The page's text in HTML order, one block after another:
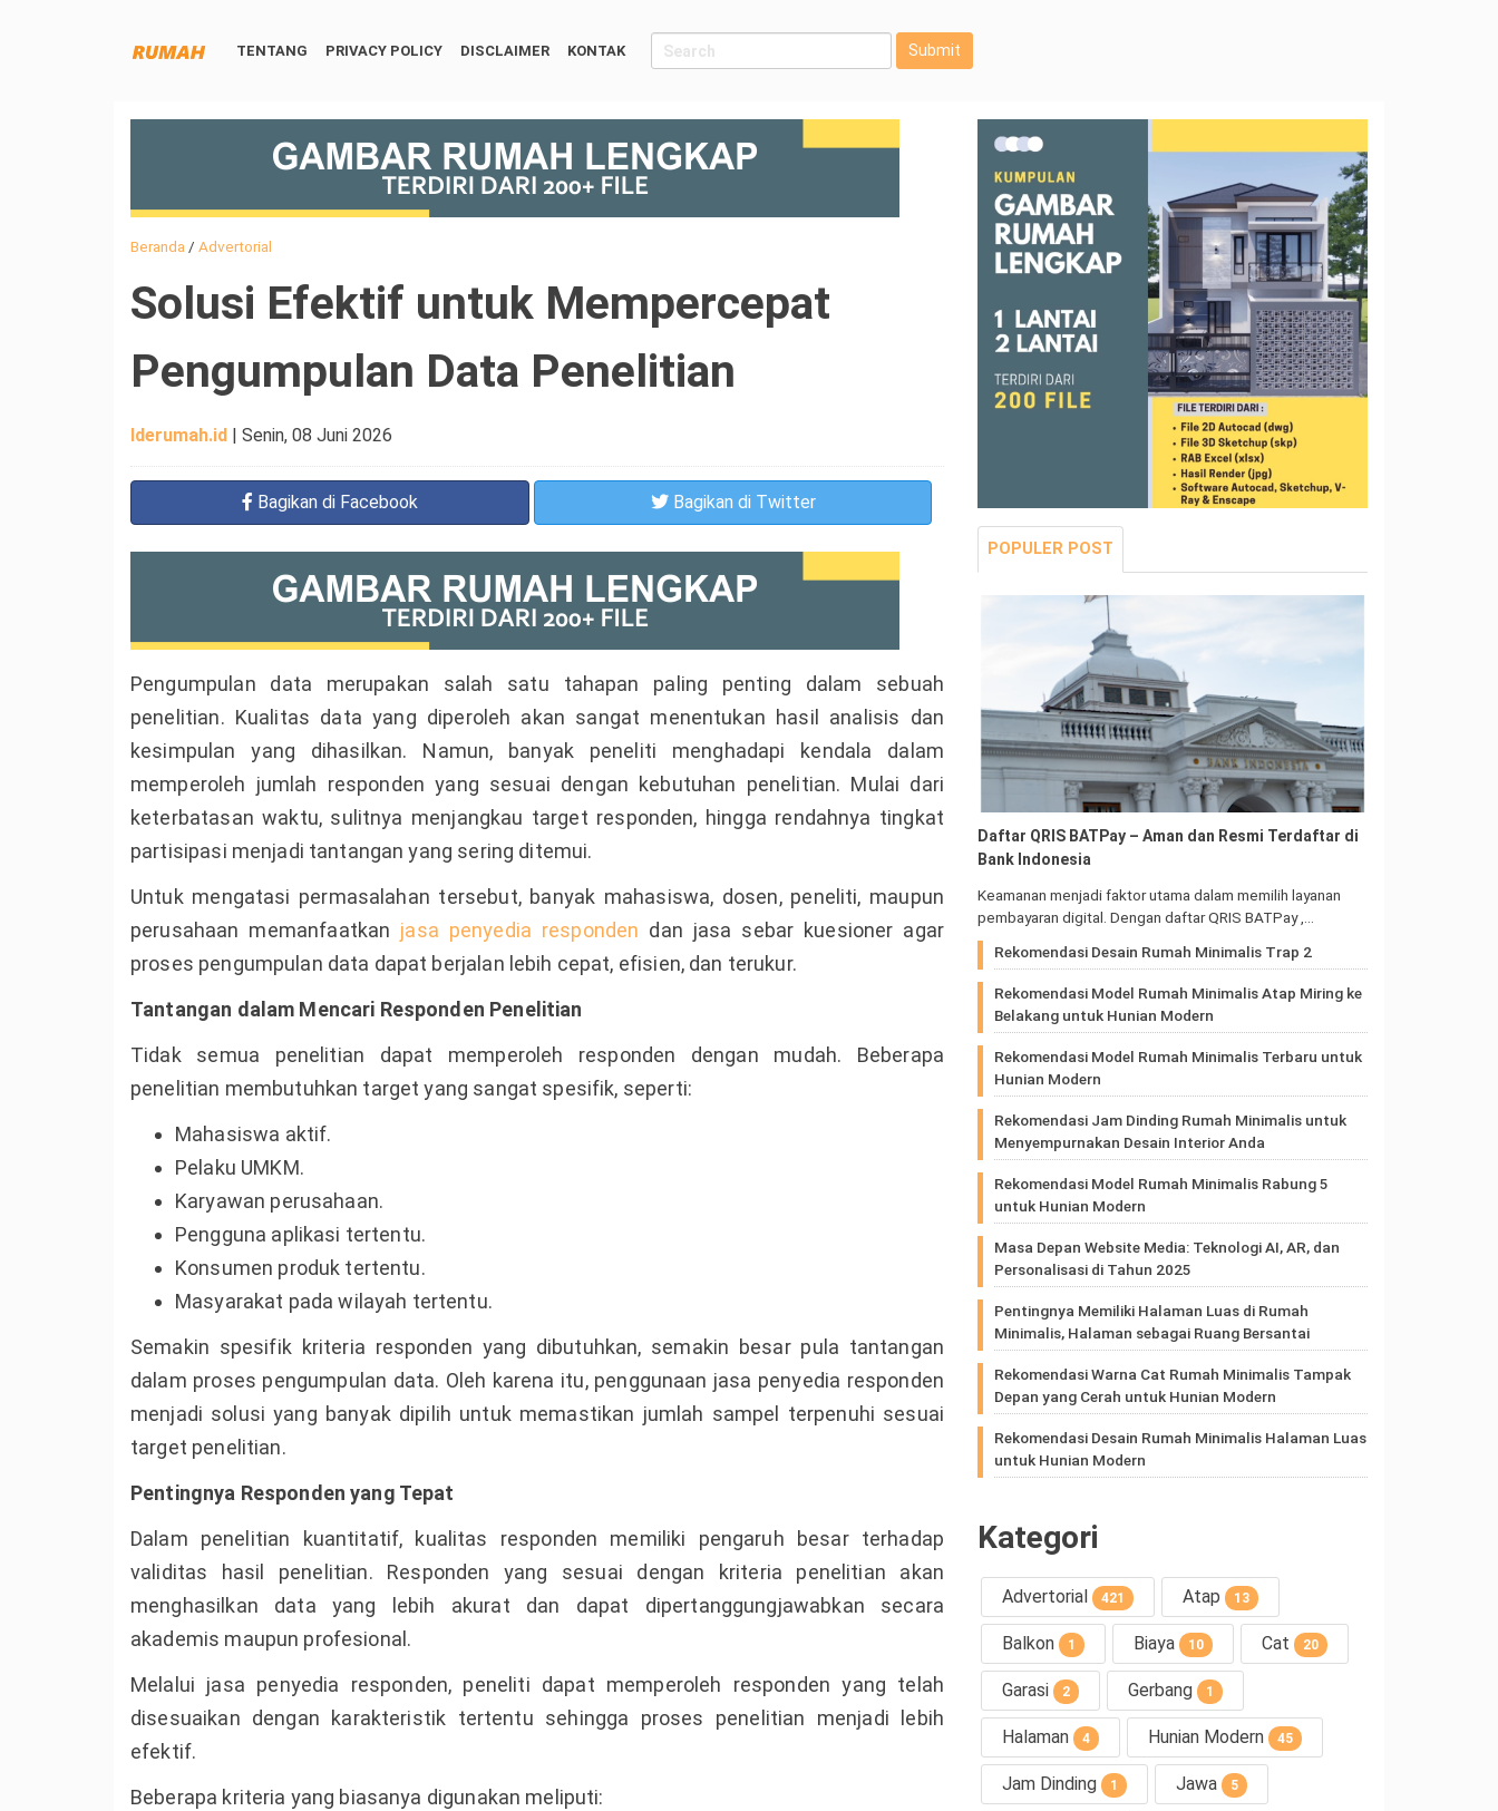
TENTANG PRIVACY POLICY DISCLAIMER KONTAK Submit
Beranda / Advertorial
Solusi Efektif untuk Mempercepat
Pengumpulan Data Penelitian
Iderumah.id | Senin, 08 Juni 2026
Bagikan di Facebook Bagikan di Twitter
Pengumpulan data merupakan salah satu tahapan paling penting dalam sebuah
penelitian. Kualitas data yang diperoleh akan sangat menentukan hasil analisis dan
kesimpulan yang dihasilkan. Namun, banyak peneliti menghadapi kendala dalam
memperoleh jumlah responden yang sesuai dengan kebutuhan penelitian. Mulai dari
keterbatasan waktu, sulitnya menjangkau target responden, hingga rendahnya tingkat
partisipasi menjadi tantangan yang sering ditemui.
Untuk mengatasi permasalahan tersebut, banyak mahasiswa, dosen, peneliti, maupun
perusahaan memanfaatkan jasa penyedia responden dan jasa sebar kuesioner agar
proses pengumpulan data dapat berjalan lebih cepat, efisien, dan terukur.
Tantangan dalam Mencari Responden Penelitian
Tidak semua penelitian dapat memperoleh responden dengan mudah. Beberapa
penelitian membutuhkan target yang sangat spesifik, seperti:
Mahasiswa aktif.
Pelaku UMKM.
Karyawan perusahaan.
Pengguna aplikasi tertentu.
Konsumen produk tertentu.
Masyarakat pada wilayah tertentu.
Semakin spesifik kriteria responden yang dibutuhkan, semakin besar pula tantangan
dalam proses pengumpulan data. Oleh karena itu, penggunaan jasa penyedia responden
menjadi solusi yang banyak dipilih untuk memastikan jumlah sampel terpenuhi sesuai
target penelitian.
Pentingnya Responden yang Tepat
Dalam penelitian kuantitatif, kualitas responden memiliki pengaruh besar terhadap
validitas hasil penelitian. Responden yang sesuai dengan kriteria penelitian akan
menghasilkan data yang lebih akurat dan dapat dipertanggungjawabkan secara
akademis maupun profesional.
Melalui jasa penyedia responden, peneliti dapat memperoleh responden yang telah
disesuaikan dengan karakteristik tertentu sehingga proses penelitian menjadi lebih
efektif.
Beberapa kriteria yang biasanya digunakan meliputi:
POPULER POST
Daftar QRIS BATPay – Aman dan Resmi Terdaftar di
Bank Indonesia
Keamanan menjadi faktor utama dalam memilih layanan
pembayaran digital. Dengan daftar QRIS BATPay ,…
Rekomendasi Desain Rumah Minimalis Trap 2
Rekomendasi Model Rumah Minimalis Atap Miring ke
Belakang untuk Hunian Modern
Rekomendasi Model Rumah Minimalis Terbaru untuk
Hunian Modern
Rekomendasi Jam Dinding Rumah Minimalis untuk
Menyempurnakan Desain Interior Anda
Rekomendasi Model Rumah Minimalis Rabung 5
untuk Hunian Modern
Masa Depan Website Media: Teknologi AI, AR, dan
Personalisasi di Tahun 2025
Pentingnya Memiliki Halaman Luas di Rumah
Minimalis, Halaman sebagai Ruang Bersantai
Rekomendasi Warna Cat Rumah Minimalis Tampak
Depan yang Cerah untuk Hunian Modern
Rekomendasi Desain Rumah Minimalis Halaman Luas
untuk Hunian Modern
Kategori
Advertorial 421 Atap 13
Balkon 1 Biaya 10 Cat 20
Garasi 2 Gerbang 1
Halaman 4 Hunian Modern 45
Jam Dinding 1 Jawa 5